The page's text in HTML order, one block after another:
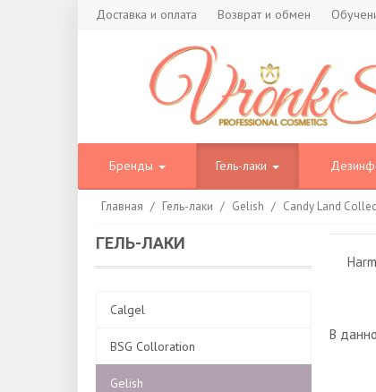
Доставка и оплата Возврат и обмен
Бренды Гель-лаки
Главная / Гель-лаки / Gelish / Candy Land
ГЕЛЬ-ЛАКИ
Calgel
BSG Colloration
Gelish
В